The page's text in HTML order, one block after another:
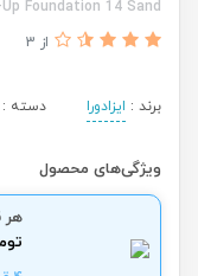
Foundation 14 Sand
از 3
برند : ایزادورا دسته
ویژگی‌های محصول
هر